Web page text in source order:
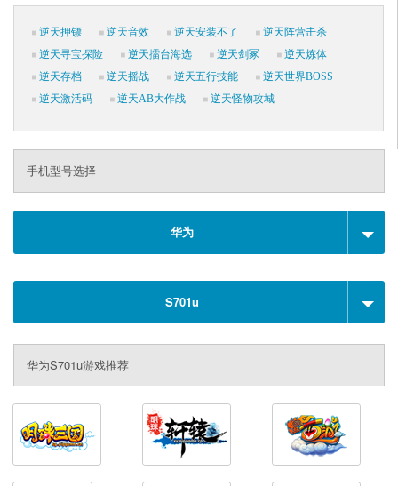
逆天押镖 逆天音效 逆天安装不了
逆天阵营击杀
逆天寻宝探险
逆天擂台海选 逆天剑冢
逆天炼体
逆天存档
逆天摇战 逆天五行技能
逆天世界BOSS
逆天激活码
逆天AB大作战 逆天怪物攻城
手机型号选择
华为
S701u
华为S701u游戏推荐